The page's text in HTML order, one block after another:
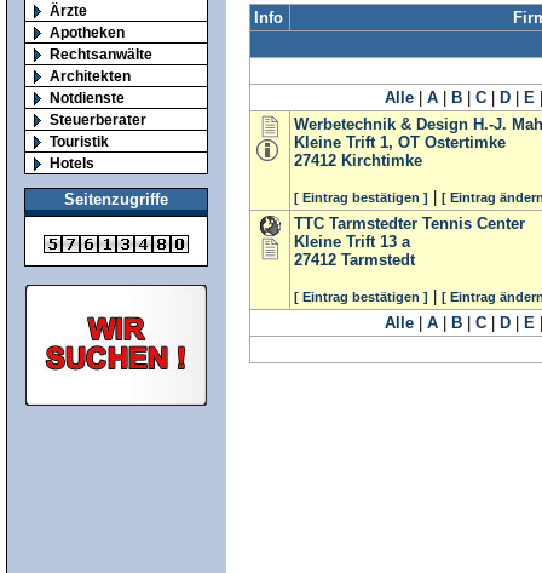
Ärzte
Apotheken
Rechtsanwälte
Architekten
Notdienste
Steuerberater
Touristik
Hotels
Seitenzugriffe
Info
Alle A B C D E
Werbetechnik & Design H.-J.
Kleine Trift 1, OT Ostertimke
27412 Kirchtimke
[ Eintrag bestätigen ] [ Eintrag
TTC Tarmstedter Tennis Center
Kleine Trift 13 a
27412 Tarmstedt
[ Eintrag bestätigen ] [ Eintrag
Alle A B C D E